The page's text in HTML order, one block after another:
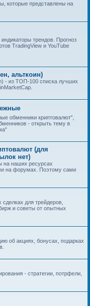
которые представлены на
трендов. Прогноз
TradingView и YouTube
альткоин)
- из ТОП-100 списка лучших
обменники криптовалют",
- открыть тему в
(для
нет)
на наших ресурсах
на форумах. Поэтому сами
для трейдеров,
и советы от опытных
об акциях, бонусах, подарках
- стратегии, потрфели,